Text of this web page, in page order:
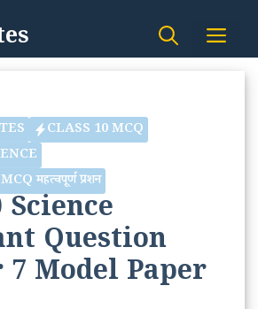
CLASS 10 MCQ
महत्वपूर्ण प्रशन
Science
Question
7 Model Paper